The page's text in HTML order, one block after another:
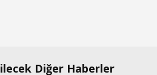
Diğer Haberler